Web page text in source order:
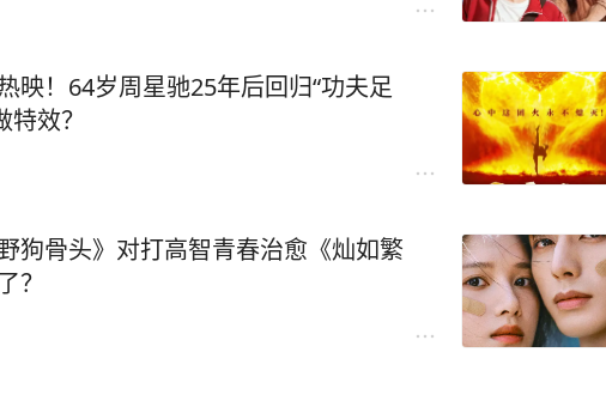
映！64岁周星驰25年后回归“功夫足
效？
狗骨头》对打高智青春治愈《灿如繁
？